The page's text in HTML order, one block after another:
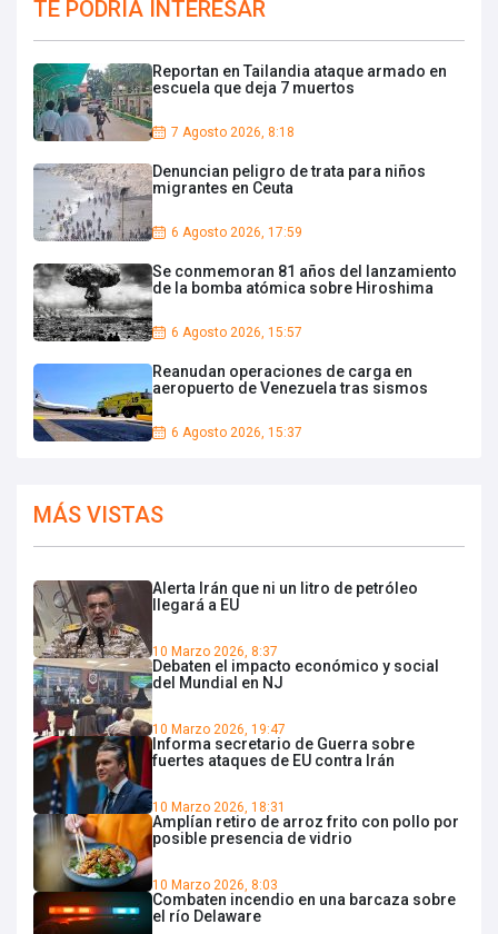
TE PODRIA INTERESAR
Reportan en Tailandia ataque armado en
escuela que deja 7 muertos
7 Agosto 2026, 8:18
Denuncian peligro de trata para niños
migrantes en Ceuta
6 Agosto 2026, 17:59
Se conmemoran 81 años del lanzamiento
de la bomba atómica sobre Hiroshima
6 Agosto 2026, 15:57
Reanudan operaciones de carga en
aeropuerto de Venezuela tras sismos
6 Agosto 2026, 15:37
MÁS VISTAS
Alerta Irán que ni un litro de petróleo
llegará a EU
10 Marzo 2026, 8:37
Debaten el impacto económico y social
del Mundial en NJ
10 Marzo 2026, 19:47
Informa secretario de Guerra sobre
fuertes ataques de EU contra Irán
10 Marzo 2026, 18:31
Amplían retiro de arroz frito con pollo por
posible presencia de vidrio
10 Marzo 2026, 8:03
Combaten incendio en una barcaza sobre
el río Delaware